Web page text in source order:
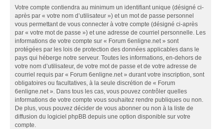
Votre compte contiendra au minimum un identifiant unique (désigné ci-
après par « votre nom d’utilisateur ») et un mot de passe personnel
vous permettant de vous connecter à votre compte (désigné ci-après
par « votre mot de passe ») et une adresse de courriel personnelle. Les
informations de votre compte sur « Forum 6enligne.net » sont
protégées par les lois de protection des données applicables dans le
pays qui héberge notre serveur. Toutes les informations, en-dehors de
votre nom d’utilisateur, de votre mot de passe et de votre adresse de
courriel requis par « Forum 6enligne.net » durant votre inscription, sont
obligatoires ou facultatives, à la seule discrétion de « Forum
6enligne.net ». Dans tous les cas, vous pouvez contrôler quelles
informations de votre compte vous souhaitez rendre publiques ou non.
De plus, vous pouvez décider de vous abonner ou non à la liste de
diffusion du logiciel phpBB depuis une option disponible sur votre
compte.